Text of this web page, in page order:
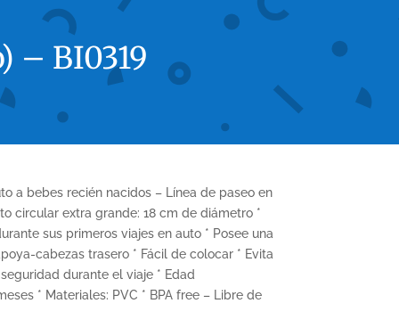
– BI0319
a bebes recién nacidos – Línea de paseo en
circular extra grande: 18 cm de diámetro *
sus primeros viajes en auto * Posee una
cabezas trasero * Fácil de colocar * Evita
durante el viaje * Edad
* Materiales: PVC * BPA free – Libre de